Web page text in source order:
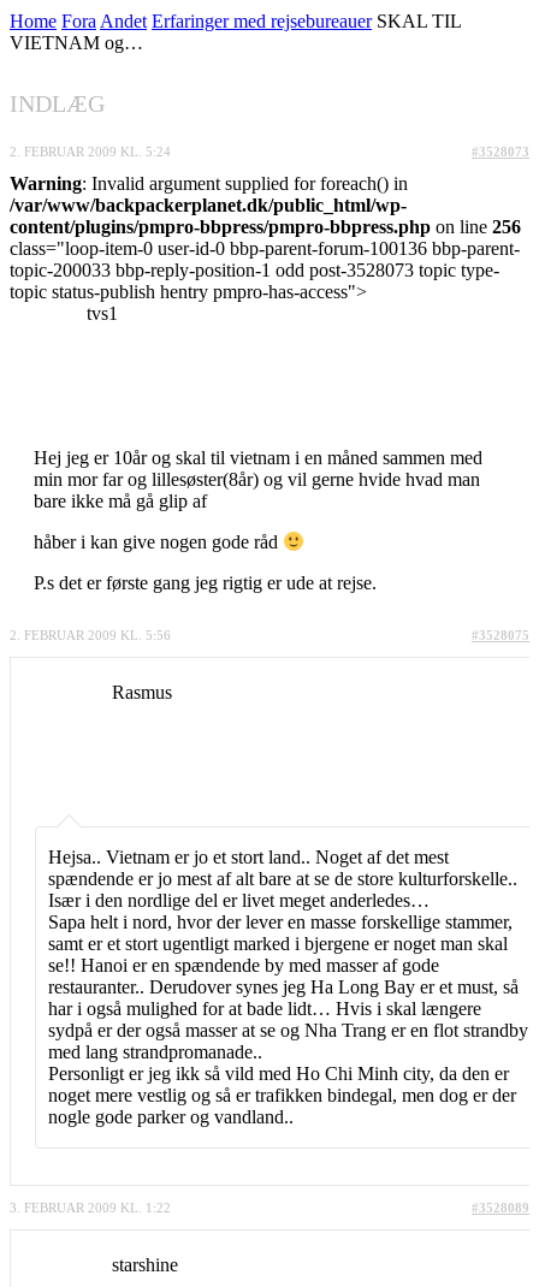
Home Fora Andet Erfaringer med rejsebureauer SKAL TIL
VIETNAM og…
INDLÆG
2. FEBRUAR 2009 KL. 5:24 #3528073
Warning: Invalid argument supplied for foreach() in
/var/www/backpackerplanet.dk/public_html/wp-
content/plugins/pmpro-bbpress/pmpro-bbpress.php on line 256
class="loop-item-0 user-id-0 bbp-parent-forum-100136 bbp-parent-
topic-200033 bbp-reply-position-1 odd post-3528073 topic type-
topic status-publish hentry pmpro-has-access">
tvs1
Hej jeg er 10år og skal til vietnam i en måned sammen med
min mor far og lillesøster(8år) og vil gerne hvide hvad man
bare ikke må gå glip af
håber i kan give nogen gode råd
P.s det er første gang jeg rigtig er ude at rejse.
2. FEBRUAR 2009 KL. 5:56 #3528075
Rasmus
Hejsa.. Vietnam er jo et stort land.. Noget af det mest
spændende er jo mest af alt bare at se de store kulturforskelle..
Især i den nordlige del er livet meget anderledes…
Sapa helt i nord, hvor der lever en masse forskellige stammer,
samt er et stort ugentligt marked i bjergene er noget man skal
se!! Hanoi er en spændende by med masser af gode
restauranter.. Derudover synes jeg Ha Long Bay er et must, så
har i også mulighed for at bade lidt… Hvis i skal længere
sydpå er der også masser at se og Nha Trang er en flot strandby
med lang strandpromanade..
Personligt er jeg ikk så vild med Ho Chi Minh city, da den er
noget mere vestlig og så er trafikken bindegal, men dog er der
nogle gode parker og vandland..
3. FEBRUAR 2009 KL. 1:22 #3528089
starshine